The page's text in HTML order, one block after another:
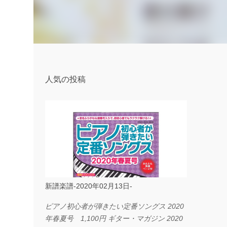
人気の投稿
新譜楽譜-2020年02月13日-
ピアノ初心者が弾きたい定番ソングス 2020
年春夏号 1,100円 ギター・マガジン 2020